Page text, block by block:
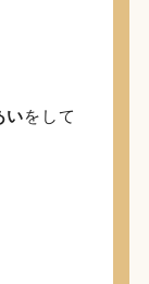
いをして